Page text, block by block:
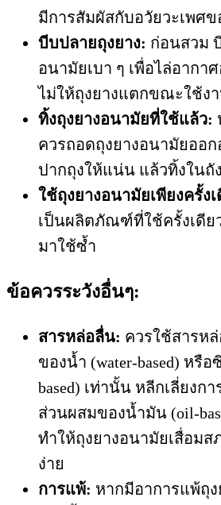
มีการสัมผัสกับอวัยวะเพศ
บีบปลายถุงยาง: ก่อนสวม
อนามัยเบา ๆ เพื่อไล่อากา
ไม่ให้ถุงยางแตกขณะใช้ง
ทิ้งถุงยางอนามัยที่ใช้แล้ว:
ควรถอดถุงยางอนามัยออก
ปากถุงให้แน่น แล้วทิ้งใน
ใช้ถุงยางอนามัยเพียงครั้งเ
เป็นผลิตภัณฑ์ที่ใช้ครั้งเดีย
มาใช้ซ้ำ
ข้อควรระวังอื่นๆ:
สารหล่อลื่น: ควรใช้สารห
ของน้ำ (water-based) หรื
based) เท่านั้น หลีกเลี่ยงก
ส่วนผสมของน้ำมัน (oil-
ทำให้ถุงยางอนามัยเสื่อม
ง่าย
การแพ้: หากมีอาการแพ้ถุ